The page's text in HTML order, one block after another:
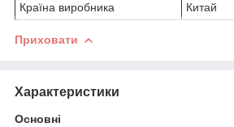
Країна виробника
Китай
Приховати
Характеристики
Основні